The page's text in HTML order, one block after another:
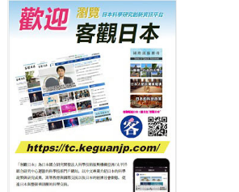
東京大學和海上保安廳等發現南海海槽沿線板塊
差異
政策
日本第2次醫療研究開發調整費，根據一線實際
日圓
科學研究
千葉大學鑑定出導致難治性疾病「肺高血壓症」
「MYL9/12」，會引發血管結構惡化
科學研究
京都大學高效生成光的構成單元「光子」，可應
科學研究
開發出300億年僅誤差1秒的光晶格鐘，構建網路
小岩井忠道 瀧川 進